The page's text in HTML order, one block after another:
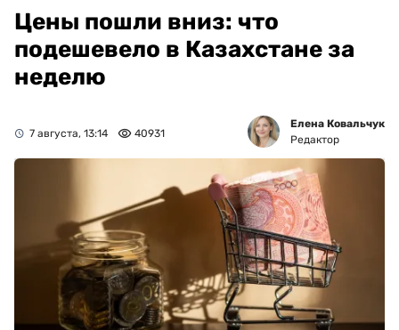
Цены пошли вниз: что
подешевело в Казахстане за
неделю
7 августа, 13:14 40931
Елена Ковальчук
Редактор